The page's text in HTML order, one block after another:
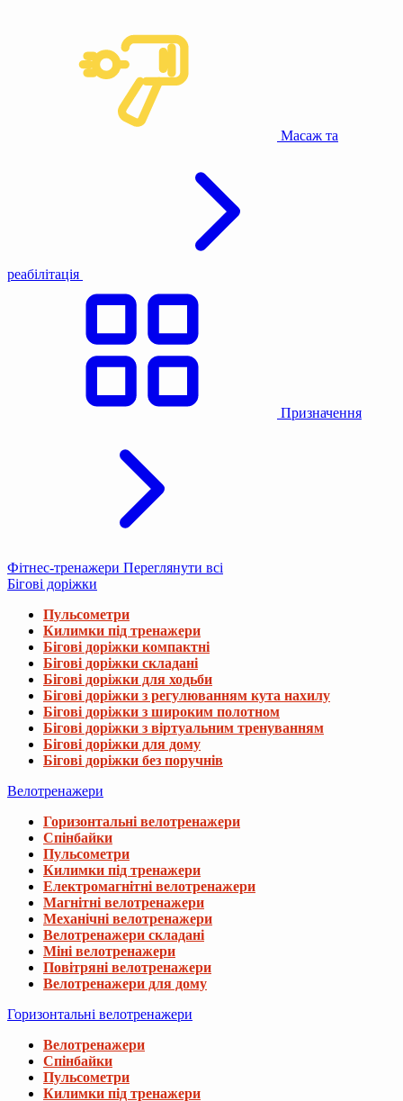
Масаж та
реабілітація
Призначення
Фітнес-тренажери Переглянути всі
Бігові доріжки
Пульсометри
Килимки під тренажери
Бігові доріжки компактні
Бігові доріжки складані
Бігові доріжки для ходьби
Бігові доріжки з регулюванням кута нахилу
Бігові доріжки з широким полотном
Бігові доріжки з віртуальним тренуванням
Бігові доріжки для дому
Бігові доріжки без поручнів
Велотренажери
Горизонтальні велотренажери
Спінбайки
Пульсометри
Килимки під тренажери
Електромагнітні велотренажери
Магнітні велотренажери
Механічні велотренажери
Велотренажери складані
Міні велотренажери
Повітряні велотренажери
Велотренажери для дому
Горизонтальні велотренажери
Велотренажери
Спінбайки
Пульсометри
Килимки під тренажери